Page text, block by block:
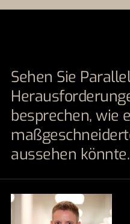
Sehen Sie
besprechen, wie
aussehen könnte.